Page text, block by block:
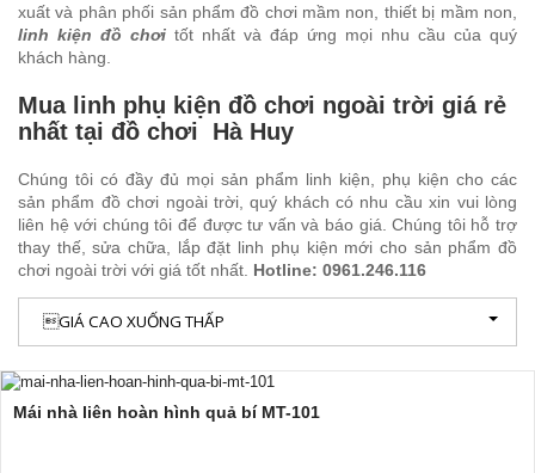
xuất và phân phối sản phẩm đồ chơi mầm non, thiết bị mầm non,
linh kiện đồ chơi tốt nhất và đáp ứng mọi nhu cầu của quý
khách hàng.
Mua linh phụ kiện đồ chơi ngoài trời giá rẻ
nhất tại đồ chơi Hà Huy
Chúng tôi có đầy đủ mọi sản phẩm linh kiện, phụ kiện cho các
sản phẩm đồ chơi ngoài trời, quý khách có nhu cầu xin vui lòng
liên hệ với chúng tôi để được tư vấn và báo giá. Chúng tôi hỗ trợ
thay thế, sửa chữa, lắp đặt linh phụ kiện mới cho sản phẩm đồ
chơi ngoài trời với giá tốt nhất. Hotline: 0961.246.116
GIÁ CAO XUỐNG THẤP
Mái nhà liên hoàn hình quả bí MT-101